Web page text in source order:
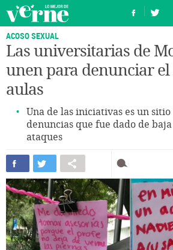
ACOSO SEXUAL
Las universitarias de
unen para denunciar el
aulas
Una de las iniciativas es un
denuncias que fue dado de
ataques